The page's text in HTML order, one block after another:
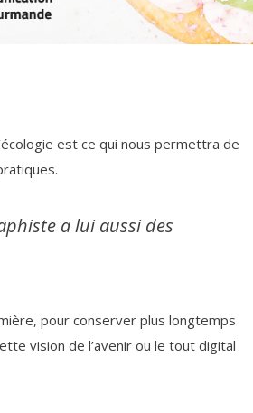
est ce qui nous permettra de
a lui aussi des
pour conserver plus longtemps
vision de l’avenir ou le tout digital